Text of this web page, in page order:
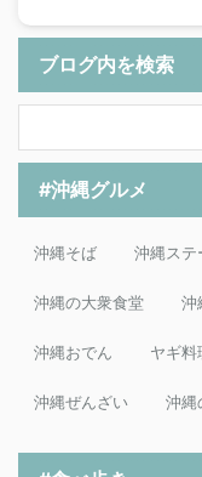
ブログ内を検索
#沖縄グルメ
沖縄そば 沖縄ステ
沖縄の大衆食堂 沖
沖縄おでん ヤギ料
沖縄ぜんざい 沖縄